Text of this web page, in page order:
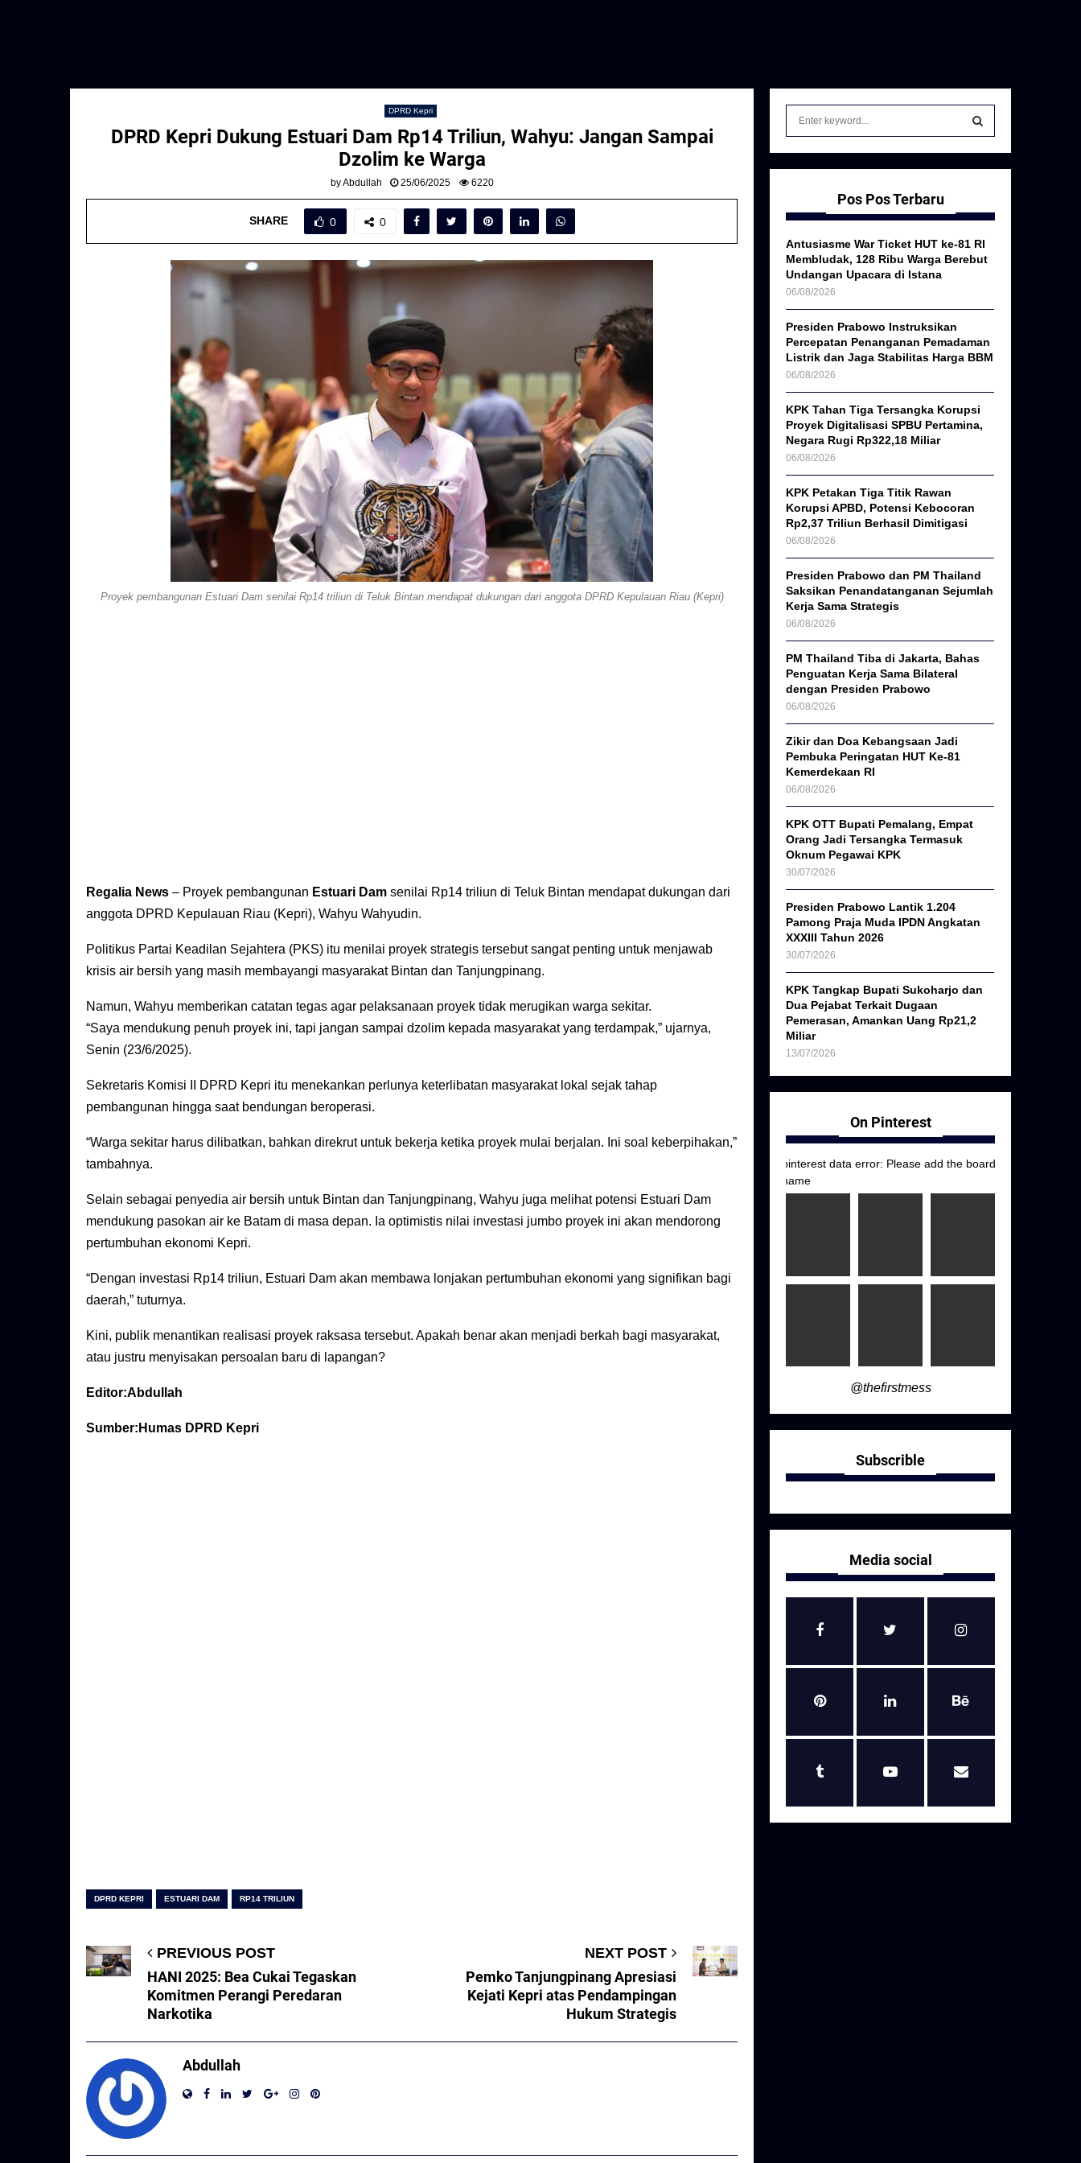
DPRD Kepri
DPRD Kepri Dukung Estuari Dam Rp14 Triliun, Wahyu: Jangan Sampai
Dzolim ke Warga
byAbdullah 25/06/2025 6220
SHARE 0 0
Proyek pembangunan Estuari Dam senilai Rp14 triliun di Teluk Bintan mendapat dukungan dari anggota DPRD Kepulauan Riau (Kepri)
Regalia News – Proyek pembangunan Estuari Dam senilai Rp14 triliun di Teluk Bintan mendapat dukungan dari
anggota DPRD Kepulauan Riau (Kepri), Wahyu Wahyudin.
Politikus Partai Keadilan Sejahtera (PKS) itu menilai proyek strategis tersebut sangat penting untuk menjawab
krisis air bersih yang masih membayangi masyarakat Bintan dan Tanjungpinang.
Namun, Wahyu memberikan catatan tegas agar pelaksanaan proyek tidak merugikan warga sekitar.
“Saya mendukung penuh proyek ini, tapi jangan sampai dzolim kepada masyarakat yang terdampak,” ujarnya,
Senin (23/6/2025).
Sekretaris Komisi II DPRD Kepri itu menekankan perlunya keterlibatan masyarakat lokal sejak tahap
pembangunan hingga saat bendungan beroperasi.
“Warga sekitar harus dilibatkan, bahkan direkrut untuk bekerja ketika proyek mulai berjalan. Ini soal keberpihakan,”
tambahnya.
Selain sebagai penyedia air bersih untuk Bintan dan Tanjungpinang, Wahyu juga melihat potensi Estuari Dam
mendukung pasokan air ke Batam di masa depan. Ia optimistis nilai investasi jumbo proyek ini akan mendorong
pertumbuhan ekonomi Kepri.
“Dengan investasi Rp14 triliun, Estuari Dam akan membawa lonjakan pertumbuhan ekonomi yang signifikan bagi
daerah,” tuturnya.
Kini, publik menantikan realisasi proyek raksasa tersebut. Apakah benar akan menjadi berkah bagi masyarakat,
atau justru menyisakan persoalan baru di lapangan?
Editor:Abdullah
Sumber:Humas DPRD Kepri
DPRD KEPRI ESTUARI DAM RP14 TRILIUN
PREVIOUS POST
HANI 2025: Bea Cukai Tegaskan
Komitmen Perangi Peredaran
Narkotika
NEXT POST
Pemko Tanjungpinang Apresiasi
Kejati Kepri atas Pendampingan
Hukum Strategis
Abdullah
f
r
:
S
A
R
H
Pos Pos Terbaru
Antusiasme War Ticket HUT ke-81 RI
Membludak, 128 Ribu Warga Berebut
Undangan Upacara di Istana
06/08/2026
Presiden Prabowo Instruksikan
Percepatan Penanganan Pemadaman
Listrik dan Jaga Stabilitas Harga BBM
06/08/2026
KPK Tahan Tiga Tersangka Korupsi
Proyek Digitalisasi SPBU Pertamina,
Negara Rugi Rp322,18 Miliar
06/08/2026
KPK Petakan Tiga Titik Rawan
Korupsi APBD, Potensi Kebocoran
Rp2,37 Triliun Berhasil Dimitigasi
06/08/2026
Presiden Prabowo dan PM Thailand
Saksikan Penandatanganan Sejumlah
Kerja Sama Strategis
06/08/2026
PM Thailand Tiba di Jakarta, Bahas
Penguatan Kerja Sama Bilateral
dengan Presiden Prabowo
06/08/2026
Zikir dan Doa Kebangsaan Jadi
Pembuka Peringatan HUT Ke-81
Kemerdekaan RI
06/08/2026
KPK OTT Bupati Pemalang, Empat
Orang Jadi Tersangka Termasuk
Oknum Pegawai KPK
30/07/2026
Presiden Prabowo Lantik 1.204
Pamong Praja Muda IPDN Angkatan
XXXIII Tahun 2026
30/07/2026
KPK Tangkap Bupati Sukoharjo dan
Dua Pejabat Terkait Dugaan
Pemerasan, Amankan Uang Rp21,2
Miliar
13/07/2026
On Pinterest
pinterest data error: Please add the board
name
@thefirstmess
Subscrible
Media social